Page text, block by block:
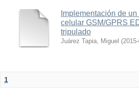
Implementación de
celular GSM/GPRS
tripulado
Juárez Tapia, Miguel (
1